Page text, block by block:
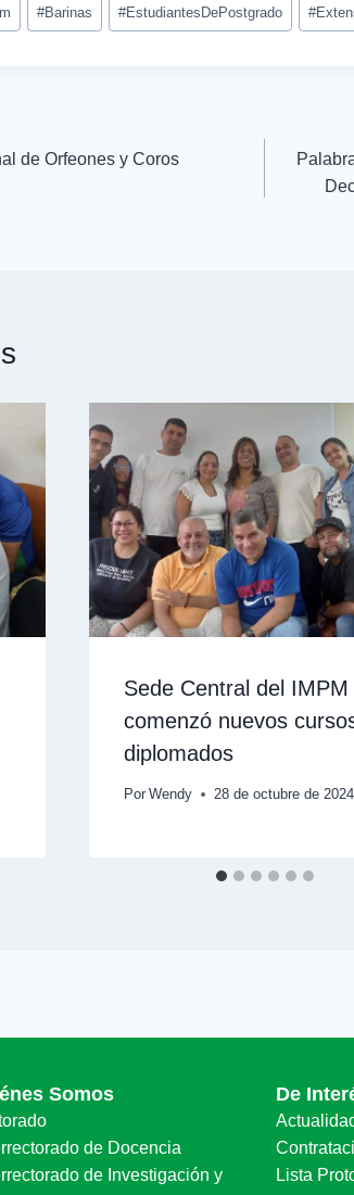
#Barinas #EstudiantesDePostgrado #
de Orfeones y Coros
Sede Central del IMPM
comenzó nuevos
diplomados
Por Wendy 28 de octubre de 2024
Somos
de Docencia
de Investigación y
De
Lista